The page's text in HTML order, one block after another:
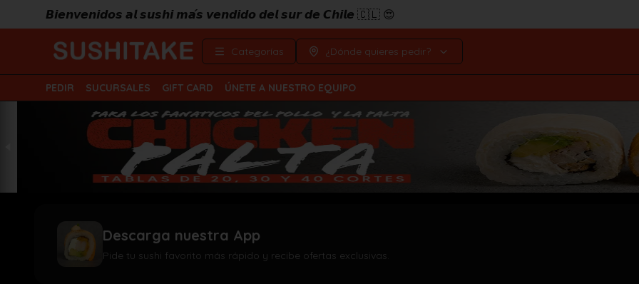
𝘽𝙞𝙚𝙣𝙫𝙚𝙣𝙞𝙙𝙤𝙨 𝙖𝙡 𝙨𝙪𝙨𝙝𝙞 𝙢𝙖́𝙨 𝙫𝙚𝙣𝙙𝙞𝙙𝙤 𝙙𝙚𝙡 𝙨𝙪𝙧 𝙙𝙚 𝘾𝙝𝙞𝙡𝙚 🇨🇱 😍
Categorías ¿Dónde quieres pedir?
PEDIR SUCURSALES GIFT CARD ÚNETE A NUESTRO EQUIPO
Descarga nuestra App
Pide tu sushi favorito más rápido y recibe ofertas exclusivas.